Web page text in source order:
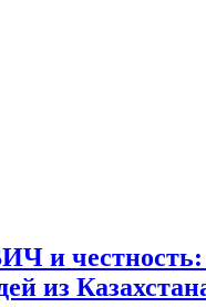
и
из